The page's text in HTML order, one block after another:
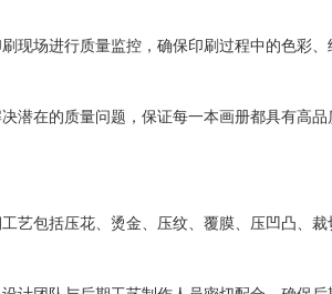
现场进行质量监控，确保印刷过程中的色彩、
潜在的质量问题，保证每一本画册都具有高品
艺包括压花、烫金、压纹、覆膜、压凹凸、裁